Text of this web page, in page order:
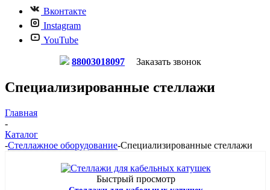
Вконтакте
Instagram
YouTube
88003018097 Заказать звонок
Специализированные стеллажи
Главная
-
Каталог
-Стеллажное оборудование-Специализированные стеллажи
Быстрый просмотр